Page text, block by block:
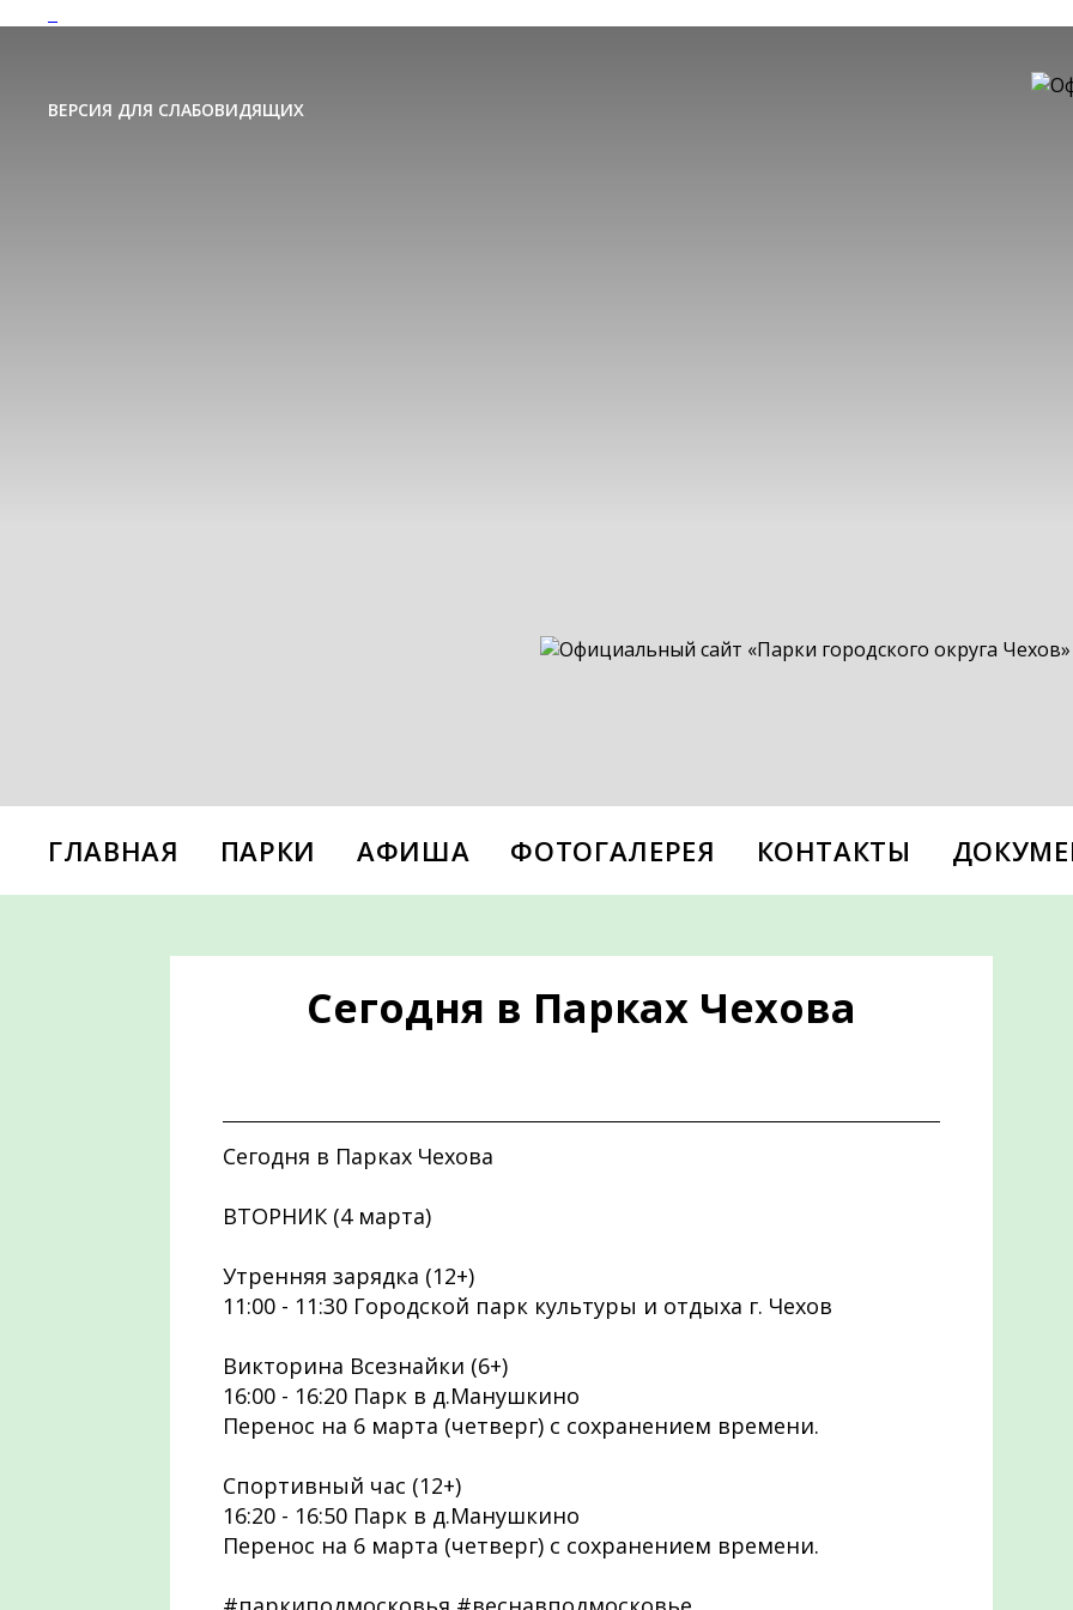
ВЕРСИЯ ДЛЯ СЛАБОВИДЯЩИХ
ГЛАВНАЯ ПАРКИ АФИША ФОТОГАЛЕРЕЯ КОНТАКТЫ
Сегодня в Парках Чехова
Сегодня в Парках Чехова
ВТОРНИК (4 марта)
Утренняя зарядка (12+)
11:00 - 11:30 Городской парк культуры и отдыха г. Чехов
Викторина Всезнайки (6+)
16:00 - 16:20 Парк в д.Манушкино
Перенос на 6 марта (четверг) с сохранением времени.
Спортивный час (12+)
16:20 - 16:50 Парк в д.Манушкино
Перенос на 6 марта (четверг) с сохранением времени.